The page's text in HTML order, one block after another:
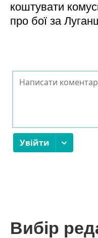
коштувати
про бої за
Вибір